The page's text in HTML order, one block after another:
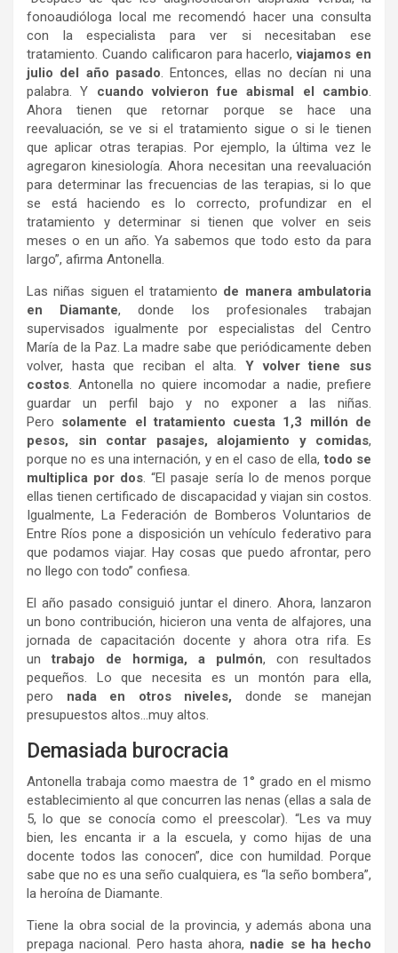
fonoaudióloga local me recomendó hacer una consulta
con la especialista para ver si necesitaban ese
tratamiento. Cuando calificaron para hacerlo,viajamos en
julio del año pasado. Entonces, ellas no decían ni una
palabra. Y cuando volvieron fue abismal el cambio.
Ahora tienen que retornar porque se hace una
reevaluación, se ve si el tratamiento sigue o si le tienen
que aplicar otras terapias. Por ejemplo, la última vez le
agregaron kinesiología. Ahora necesitan una reevaluación
para determinar las frecuencias de las terapias, si lo que
se está haciendo es lo correcto, profundizar en el
tratamiento y determinar si tienen que volver en seis
meses o en un año. Ya sabemos que todo esto da para
largo”, afirma Antonella.
Las niñas siguen el tratamiento de manera ambulatoria
en Diamante, donde los profesionales trabajan
supervisados igualmente por especialistas del Centro
María de la Paz. La madre sabe que periódicamente deben
volver, hasta que reciban el alta. Y volver tiene sus
costos. Antonella no quiere incomodar a nadie, prefiere
guardar un perfil bajo y no exponer a las niñas.
Pero solamente el tratamiento cuesta 1,3 millón de
pesos, sin contar pasajes, alojamiento y comidas,
porque no es una internación, y en el caso de ella,todo se
multiplica por dos. “El pasaje sería lo de menos porque
ellas tienen certificado de discapacidad y viajan sin costos.
Igualmente, La Federación de Bomberos Voluntarios de
Entre Ríos pone a disposición un vehículo federativo para
que podamos viajar. Hay cosas que puedo afrontar, pero
no llego con todo” confiesa.
El año pasado consiguió juntar el dinero. Ahora, lanzaron
un bono contribución, hicieron una venta de alfajores, una
jornada de capacitación docente y ahora otra rifa. Es
untrabajo de hormiga, a pulmón, con resultados
pequeños. Lo que necesita es un montón para ella,
pero nada en otros niveles, donde se manejan
presupuestos altos…muy altos.
Demasiada burocracia
Antonella trabaja como maestra de 1° grado en el mismo
establecimiento al que concurren las nenas (ellas a sala de
5, lo que se conocía como el preescolar). “Les va muy
bien, les encanta ir a la escuela, y como hijas de una
docente todos las conocen”, dice con humildad. Porque
sabe que no es una seño cualquiera, es “la seño bombera”,
la heroína de Diamante.
Tiene la obra social de la provincia, y además abona una
prepaga nacional. Pero hasta ahora, nadie se ha hecho